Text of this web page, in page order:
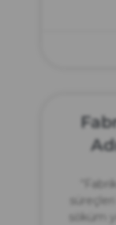
söküm